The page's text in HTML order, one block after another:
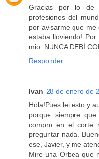
Gracias por lo de
profesiones del
por avisarme que me
estaba lloviendo!
mio: NUNCA DEBÍ
Responder
Ivan 28 de enero de
Hola!Pues lei esto y
porque siempre
compro en el corte
preguntar nada.
ese, Javier, y me
Mire una Orbea que